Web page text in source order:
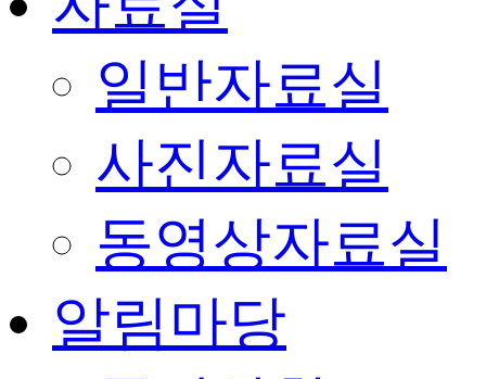
일반자료실
사진자료실
동영상자료실
알림마당